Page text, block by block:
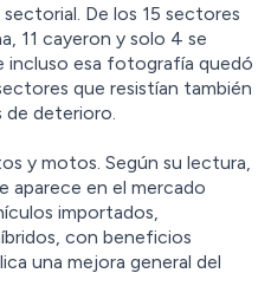
De los 15 sectores
11 cayeron y solo 4 se
incluso esa fotografía quedó
que resistían también
de deterioro.
y motos. Según su lectura,
aparece en el mercado
importados,
con beneficios
una mejora general del